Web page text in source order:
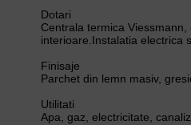
Dotari
Centrala termica
interioare.Instalatia electrica
Finisaje
Parchet din lemn masiv,
Utilitati
Apa, gaz, electricitate,